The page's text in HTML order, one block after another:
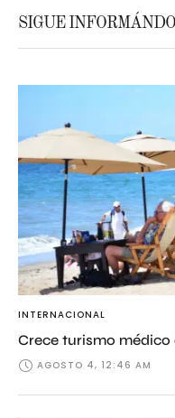
SIGUE
INTERNACIONAL
Crece turismo médico
AGOSTO 4, 12:46 AM